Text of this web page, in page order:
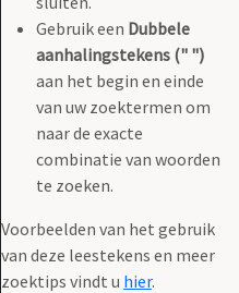
Gebruik een Dubbele
aanhalingstekens (" ")
aan het begin en einde
van uw zoektermen om
naar de exacte
combinatie van woorden
te zoeken.
Voorbeelden van het gebruik
van deze leestekens en meer
zoektips vindt u hier.